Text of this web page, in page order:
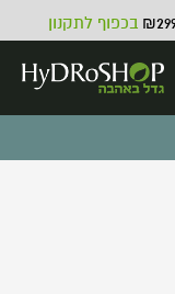
בכפוף לתקנון